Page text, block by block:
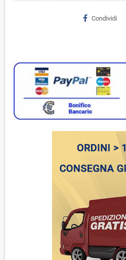
Condividi